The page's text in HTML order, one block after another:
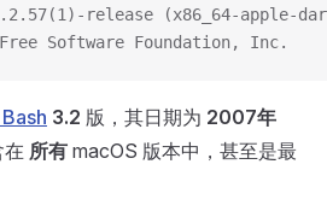
release (x86_64-apple-
Software Foundation, Inc.
3.2 版，其日期为 2007年
在 所有 macOS 版本中，甚至是最